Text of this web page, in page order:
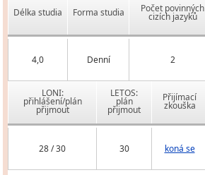
Délka studia Forma studia Počet povinných
cizích jazyků
4,0 Denní 2
LONI:
přihlášení/plán
přijmout
LETOS:
plán
přijmout
Přijímací
zkouška
28 / 30 30 koná se